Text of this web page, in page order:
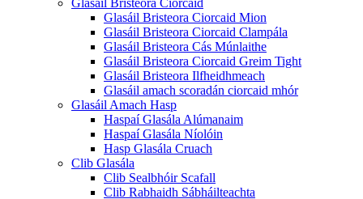
Glasáil Bristeora Ciorcaid
Glasáil Bristeora Ciorcaid Mion
Glasáil Bristeora Ciorcaid Clampála
Glasáil Bristeora Cás Múnlaithe
Glasáil Bristeora Ciorcaid Greim Tight
Glasáil Bristeora Ilfheidhmeach
Glasáil amach scoradán ciorcaid mhór
Glasáil Amach Hasp
Haspaí Glasála Alúmanaim
Haspaí Glasála Níolóin
Hasp Glasála Cruach
Clib Glasála
Clib Sealbhóir Scafall
Clib Rabhaidh Sábháilteachta